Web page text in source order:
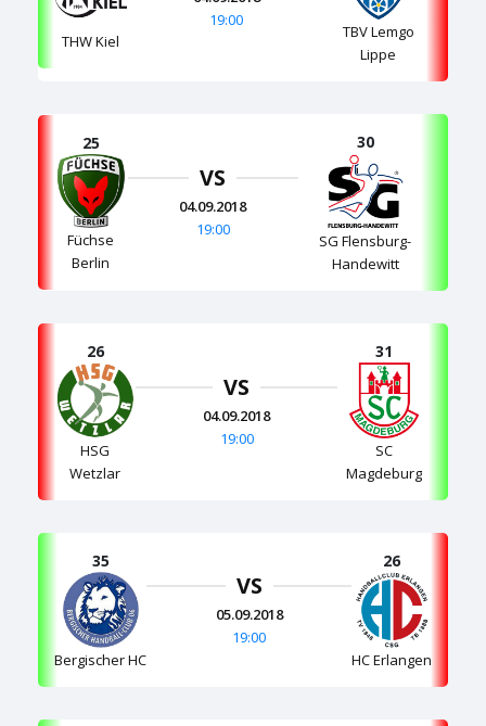
THW Kiel
19:00
TBV Lemgo
Lippe
25
Füchse
Berlin
VS
04.09.2018
19:00
30
SG Flensburg-
Handewitt
26
HSG
Wetzlar
VS
04.09.2018
19:00
31
SC
Magdeburg
35
Bergischer HC
VS
05.09.2018
19:00
26
HC Erlangen